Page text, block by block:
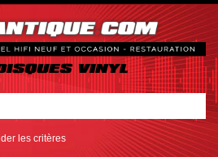
les critères